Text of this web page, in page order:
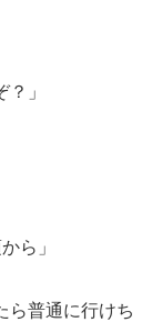
」
ら」
ら普通に行けち